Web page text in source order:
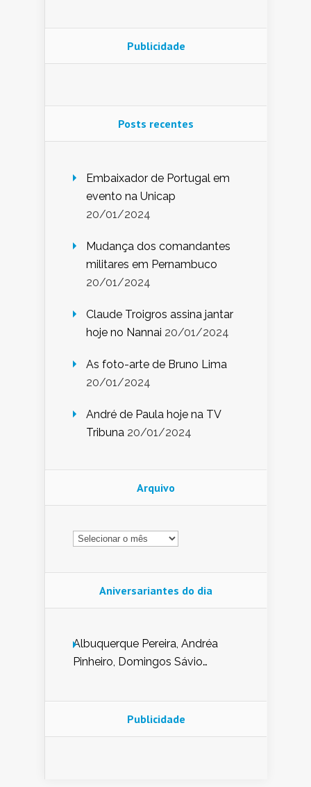
Publicidade
Posts recentes
Embaixador de Portugal em
evento na Unicap
20/01/2024
Mudança dos comandantes
militares em Pernambuco
20/01/2024
Claude Troigros assina jantar
hoje no Nannai 20/01/2024
As foto-arte de Bruno Lima
20/01/2024
André de Paula hoje na TV
Tribuna 20/01/2024
Arquivo
Arquivo
Aniversariantes do dia
Albuquerque Pereira, Andréa
Pinheiro, Domingos Sávio
Nunes de Sena, Fátima Peixoto,
Glória Pereira, Kátia Mesel,
Publicidade